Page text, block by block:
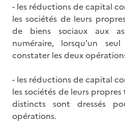
- les réductions de capital
les sociétés de leurs
de biens sociaux aux
numéraire, lorsqu'un
constater les deux
- les réductions de capital
les sociétés de leurs
distincts sont dressés
opérations.